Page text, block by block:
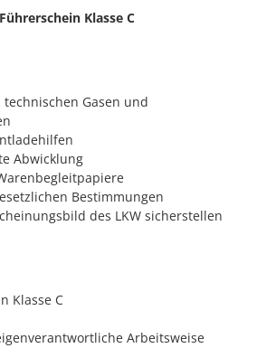
Klasse C
Gasen und
Abwicklung
Bestimmungen
des LKW sicherstellen
Klasse C
Arbeitsweise